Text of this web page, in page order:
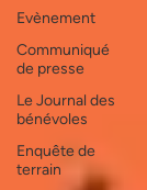
Evènement
Communiqué
de presse
Le Journal des
bénévoles
Enquête de
terrain